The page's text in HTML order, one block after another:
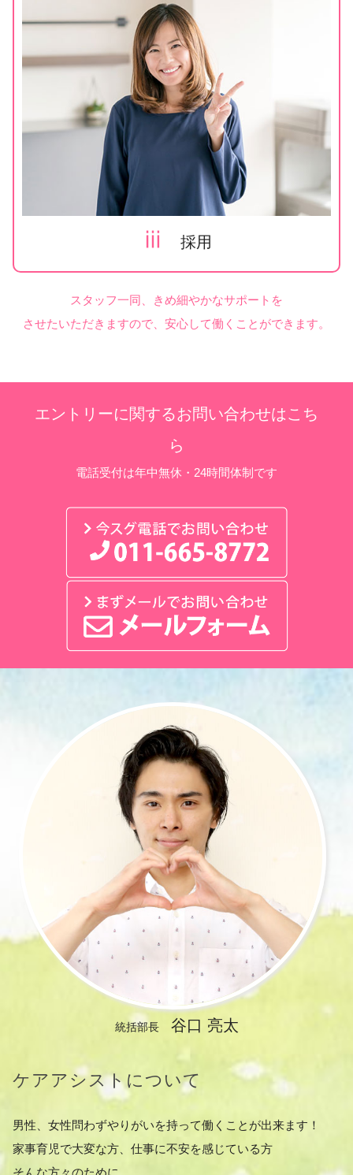
ⅲ 採用
スタッフ一同、きめ細やかなサポートを
させたいただきますので、安心して働くことができます。
エントリーに関するお問い合わせはこち
ら
電話受付は年中無休・24時間体制です
統括部長 谷口 亮太
ケアアシストについて
男性、女性問わずやりがいを持って働くことが出来ます！
家事育児で大変な方、仕事に不安を感じている方
そんな方々のために